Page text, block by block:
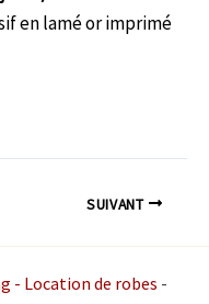
en lamé or imprimé
SUIVANT
- Location de robes -